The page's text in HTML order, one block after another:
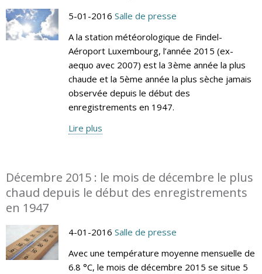
5-01-2016 Salle de presse
A la station météorologique de Findel-
Aéroport Luxembourg, l’année 2015 (ex-
aequo avec 2007) est la 3ème année la plus
chaude et la 5ème année la plus sèche jamais
observée depuis le début des
enregistrements en 1947.
Lire plus
Décembre 2015 : le mois de décembre le plus
chaud depuis le début des enregistrements
en 1947
4-01-2016 Salle de presse
Avec une température moyenne mensuelle de
6.8 °C, le mois de décembre 2015 se situe 5